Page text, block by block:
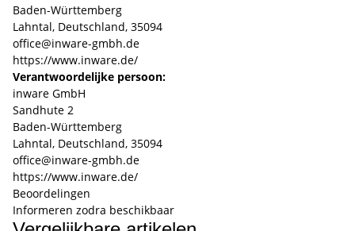
Baden-Württemberg
Lahntal, Deutschland, 35094
office@inware-gmbh.de
https://www.inware.de/
Verantwoordelijke persoon:
inware GmbH
Sandhute 2
Baden-Württemberg
Lahntal, Deutschland, 35094
office@inware-gmbh.de
https://www.inware.de/
Beoordelingen
Informeren zodra beschikbaar